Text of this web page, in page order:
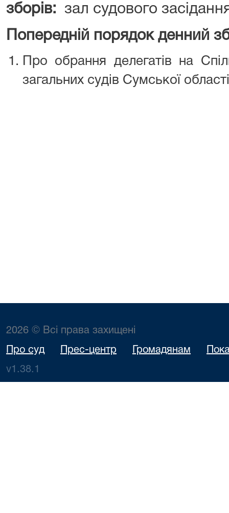
зборів: зал судового
Попередній порядок денний
Про обрання делегатів на
загальних судів Сумської
2026 © Всі права захищені
Про суд Прес-центр Громадянам
v1.38.1